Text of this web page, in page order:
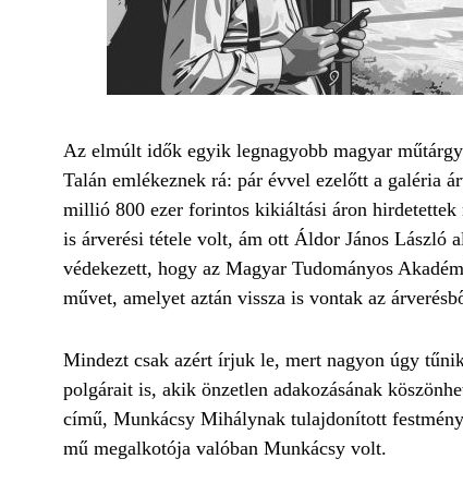
Az elmúlt idők egyik legnagyobb magyar
Talán emlékeznek rá: pár évvel ezelőtt a galéria
millió 800 ezer forintos kikiáltási áron hirdetettek
is árverési tétele volt, ám ott Áldor János László
védekezett, hogy az Magyar Tudományos
művet, amelyet aztán vissza is vontak az
Mindezt csak azért írjuk le, mert nagyon úgy
polgárait is, akik önzetlen adakozásának
című, Munkácsy Mihálynak tulajdonított
mű megalkotója valóban Munkácsy volt.